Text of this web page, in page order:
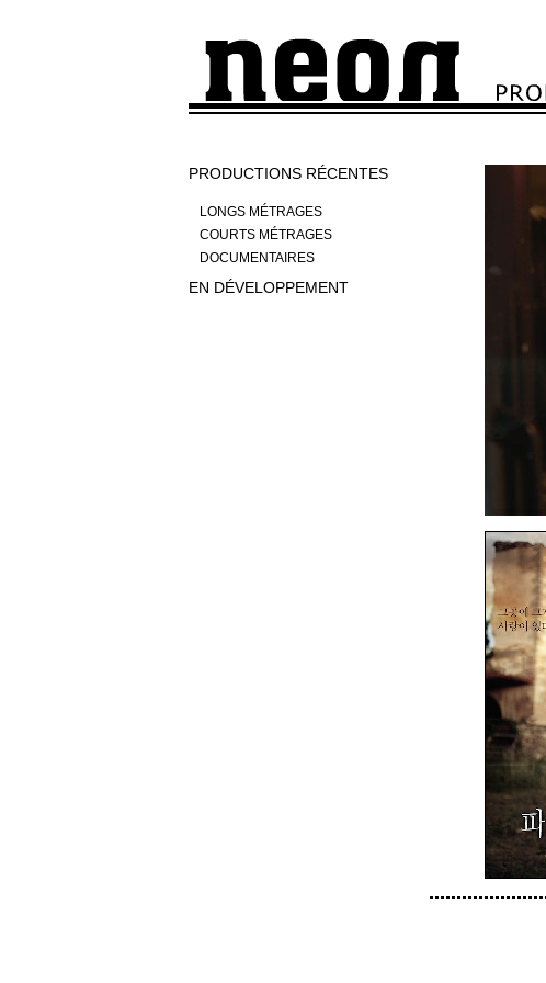
PRODUCTIONS RÉCENTES
LONGS MÉTRAGES
COURTS MÉTRAGES
DOCUMENTAIRES
EN DÉVELOPPEMENT